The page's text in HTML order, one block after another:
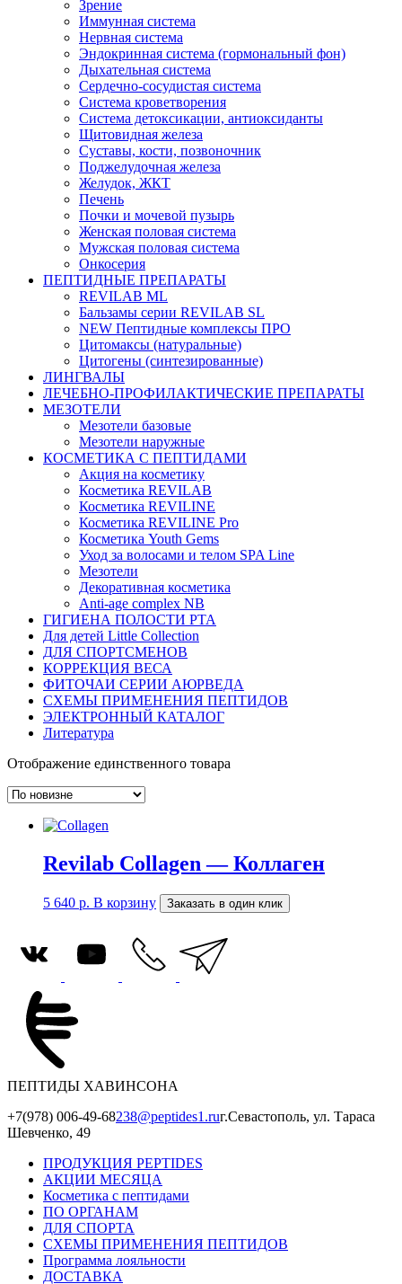
Зрение
Иммунная система
Нервная система
Эндокринная система (гормональный фон)
Дыхательная система
Сердечно-сосудистая система
Система кроветворения
Система детоксикации, антиоксиданты
Щитовидная железа
Суставы, кости, позвоночник
Поджелудочная железа
Желудок, ЖКТ
Печень
Почки и мочевой пузырь
Женская половая система
Мужская половая система
Онкосерия
ПЕПТИДНЫЕ ПРЕПАРАТЫ
REVILAB ML
Бальзамы серии REVILAB SL
NEW Пептидные комплексы ПРО
Цитомаксы (натуральные)
Цитогены (синтезированные)
ЛИНГВАЛЫ
ЛЕЧЕБНО-ПРОФИЛАКТИЧЕСКИЕ ПРЕПАРАТЫ
МЕЗОТЕЛИ
Мезотели базовые
Мезотели наружные
КОСМЕТИКА С ПЕПТИДАМИ
Акция на косметику
Косметика REVILAB
Косметика REVILINE
Косметика REVILINE Pro
Косметика Youth Gems
Уход за волосами и телом SPA Line
Мезотели
Декоративная косметика
Anti-age complex NB
ГИГИЕНА ПОЛОСТИ РТА
Для детей Little Collection
ДЛЯ СПОРТСМЕНОВ
КОРРЕКЦИЯ ВЕСА
ФИТОЧАИ СЕРИИ АЮРВЕДА
СХЕМЫ ПРИМЕНЕНИЯ ПЕПТИДОВ
ЭЛЕКТРОННЫЙ КАТАЛОГ
Литература
Отображение единственного товара
Revilab Collagen — Коллаген
5 640 р. В корзину Заказать в один клик
ПЕПТИДЫ ХАВИНСОНА
+7(978) 006-49-68238@peptides1.ruг.Севастополь, ул. Тараса
Шевченко, 49
ПРОДУКЦИЯ PEPTIDES
АКЦИИ МЕСЯЦА
Косметика с пептидами
ПО ОРГАНАМ
ДЛЯ СПОРТА
СХЕМЫ ПРИМЕНЕНИЯ ПЕПТИДОВ
Программа лояльности
ДОСТАВКА